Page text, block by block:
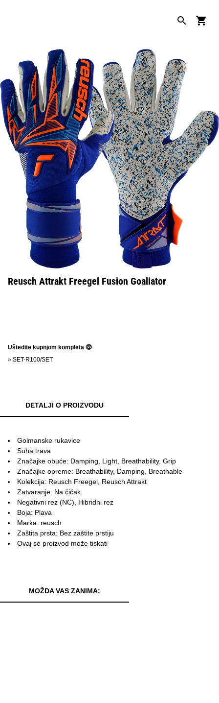
Reusch Attrakt Freegel Fusion Goaliator
Uštedite kupnjom kompleta 🤑
» SET-R100/SET
DETALJI O PROIZVODU
Golmanske rukavice
Suha trava
Značajke obuće: Damping, Light, Breathability, Grip
Značajke opreme: Breathability, Damping, Breathable
Kolekcija: Reusch Freegel, Reusch Attrakt
Zatvaranje: Na čičak
Negativni rez (NC), Hibridni rez
Boja: Plava
Marka: reusch
Zaštita prsta: Bez zaštite prstiju
Ovaj se proizvod može tiskati
MOŽDA VAS ZANIMA: